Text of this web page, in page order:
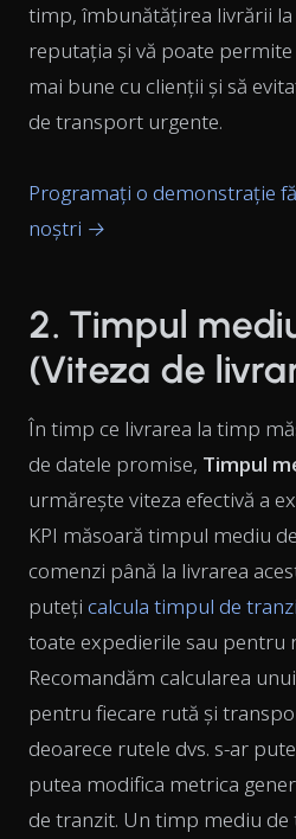
timp, îmbunătățirea livrării la
reputația și vă poate
mai bune cu clienții și să
de transport urgente.
Programați o demonstrație
noștri →
2. Timpul
(Viteza de
În timp ce livrarea la timp
de datele promise, Timpul
urmărește viteza efectivă a
KPI măsoară timpul mediu
comenzi până la livrarea
puteți calcula timpul de
toate expedierile sau pentru
Recomandăm calcularea
pentru fiecare rută și
deoarece rutele dvs. s-ar
putea modifica metrica
de tranzit. Un timp mediu